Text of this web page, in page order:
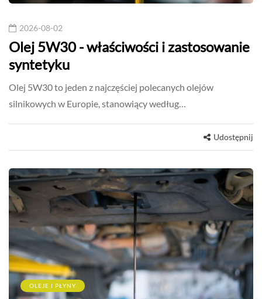
2026-08-02
Olej 5W30 - właściwości i zastosowanie
syntetyku
Olej 5W30 to jeden z najczęściej polecanych olejów
silnikowych w Europie, stanowiący według…
Udostępnij
OLEJE I PŁYNY